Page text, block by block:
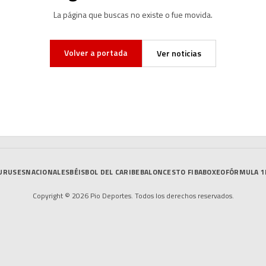
La página que buscas no existe o fue movida.
Volver a portada Ver noticias
NACIONALESBÉISBOL DEL CARIBEBALONCESTO FIBABOXEOFÓRMULA 1
Copyright © 2026 Pio Deportes. Todos los derechos reservados.